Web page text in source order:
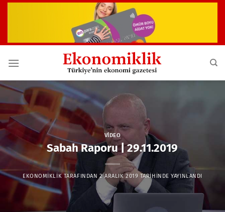
VIDEO
Sabah Raporu | 29.11.2019
EKONOMIKLIK TARAFINDAN 2 ARALIK 2019 TARIHINDE YAYINLANDI